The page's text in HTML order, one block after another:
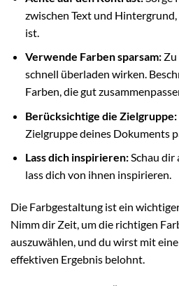
zwischen Text und
ist.
Verwende Farben sparsam:Zu
schnell überladen wirken.
Farben, die gut
Berücksichtige die Zielgruppe:
Zielgruppe deines Dokuments
Lass dich inspirieren:Schau dir
lass dich von ihnen inspirieren.
Die Farbgestaltung ist ein
Nimm dir Zeit, um die richtigen
auszuwählen, und du wirst mit
effektiven Ergebnis belohnt.